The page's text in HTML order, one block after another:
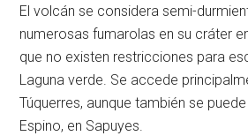
El volcán se considera semi-
numerosas fumarolas en su cráter
que no existen restricciones para
Laguna verde. Se accede
Túquerres, aunque también se
Espino, en Sapuyes.